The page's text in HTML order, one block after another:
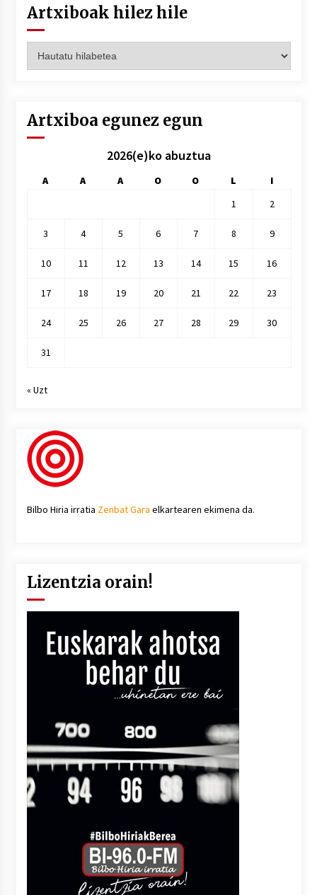
Artxiboak hilez hile
hilez
Artxiboa egunez egun
2026(e)ko abuztua
A A A O O L
I
1
2
3 4 5 6 7 8 9
10 11 12 13 14 15 16
17 18 19 20 21 22 23
24 25 26 27 28 29 30
31
« Uzt
Bilbo Hiria irratia Zenbat Gara elkartearen ekimena da.
Lizentzia orain!